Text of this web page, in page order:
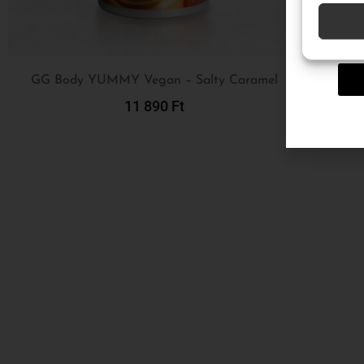
GG Body YUMMY Vegan – Salty Caramel
11 890 Ft
Név